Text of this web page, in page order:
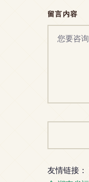
留言内容
友情链接：